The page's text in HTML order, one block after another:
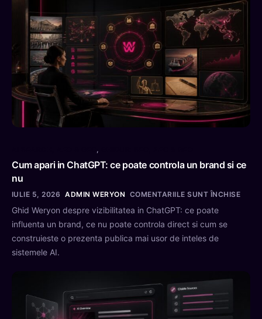
,
Cum apari in ChatGPT: ce poate controla un brand si ce
nu
IULIE 5, 2026 ADMIN WERYON COMENTARIILE SUNT ÎNCHISE
Ghid Weryon despre vizibilitatea in ChatGPT: ce poate
influenta un brand, ce nu poate controla direct si cum se
construieste o prezenta publica mai usor de inteles de
sistemele AI.